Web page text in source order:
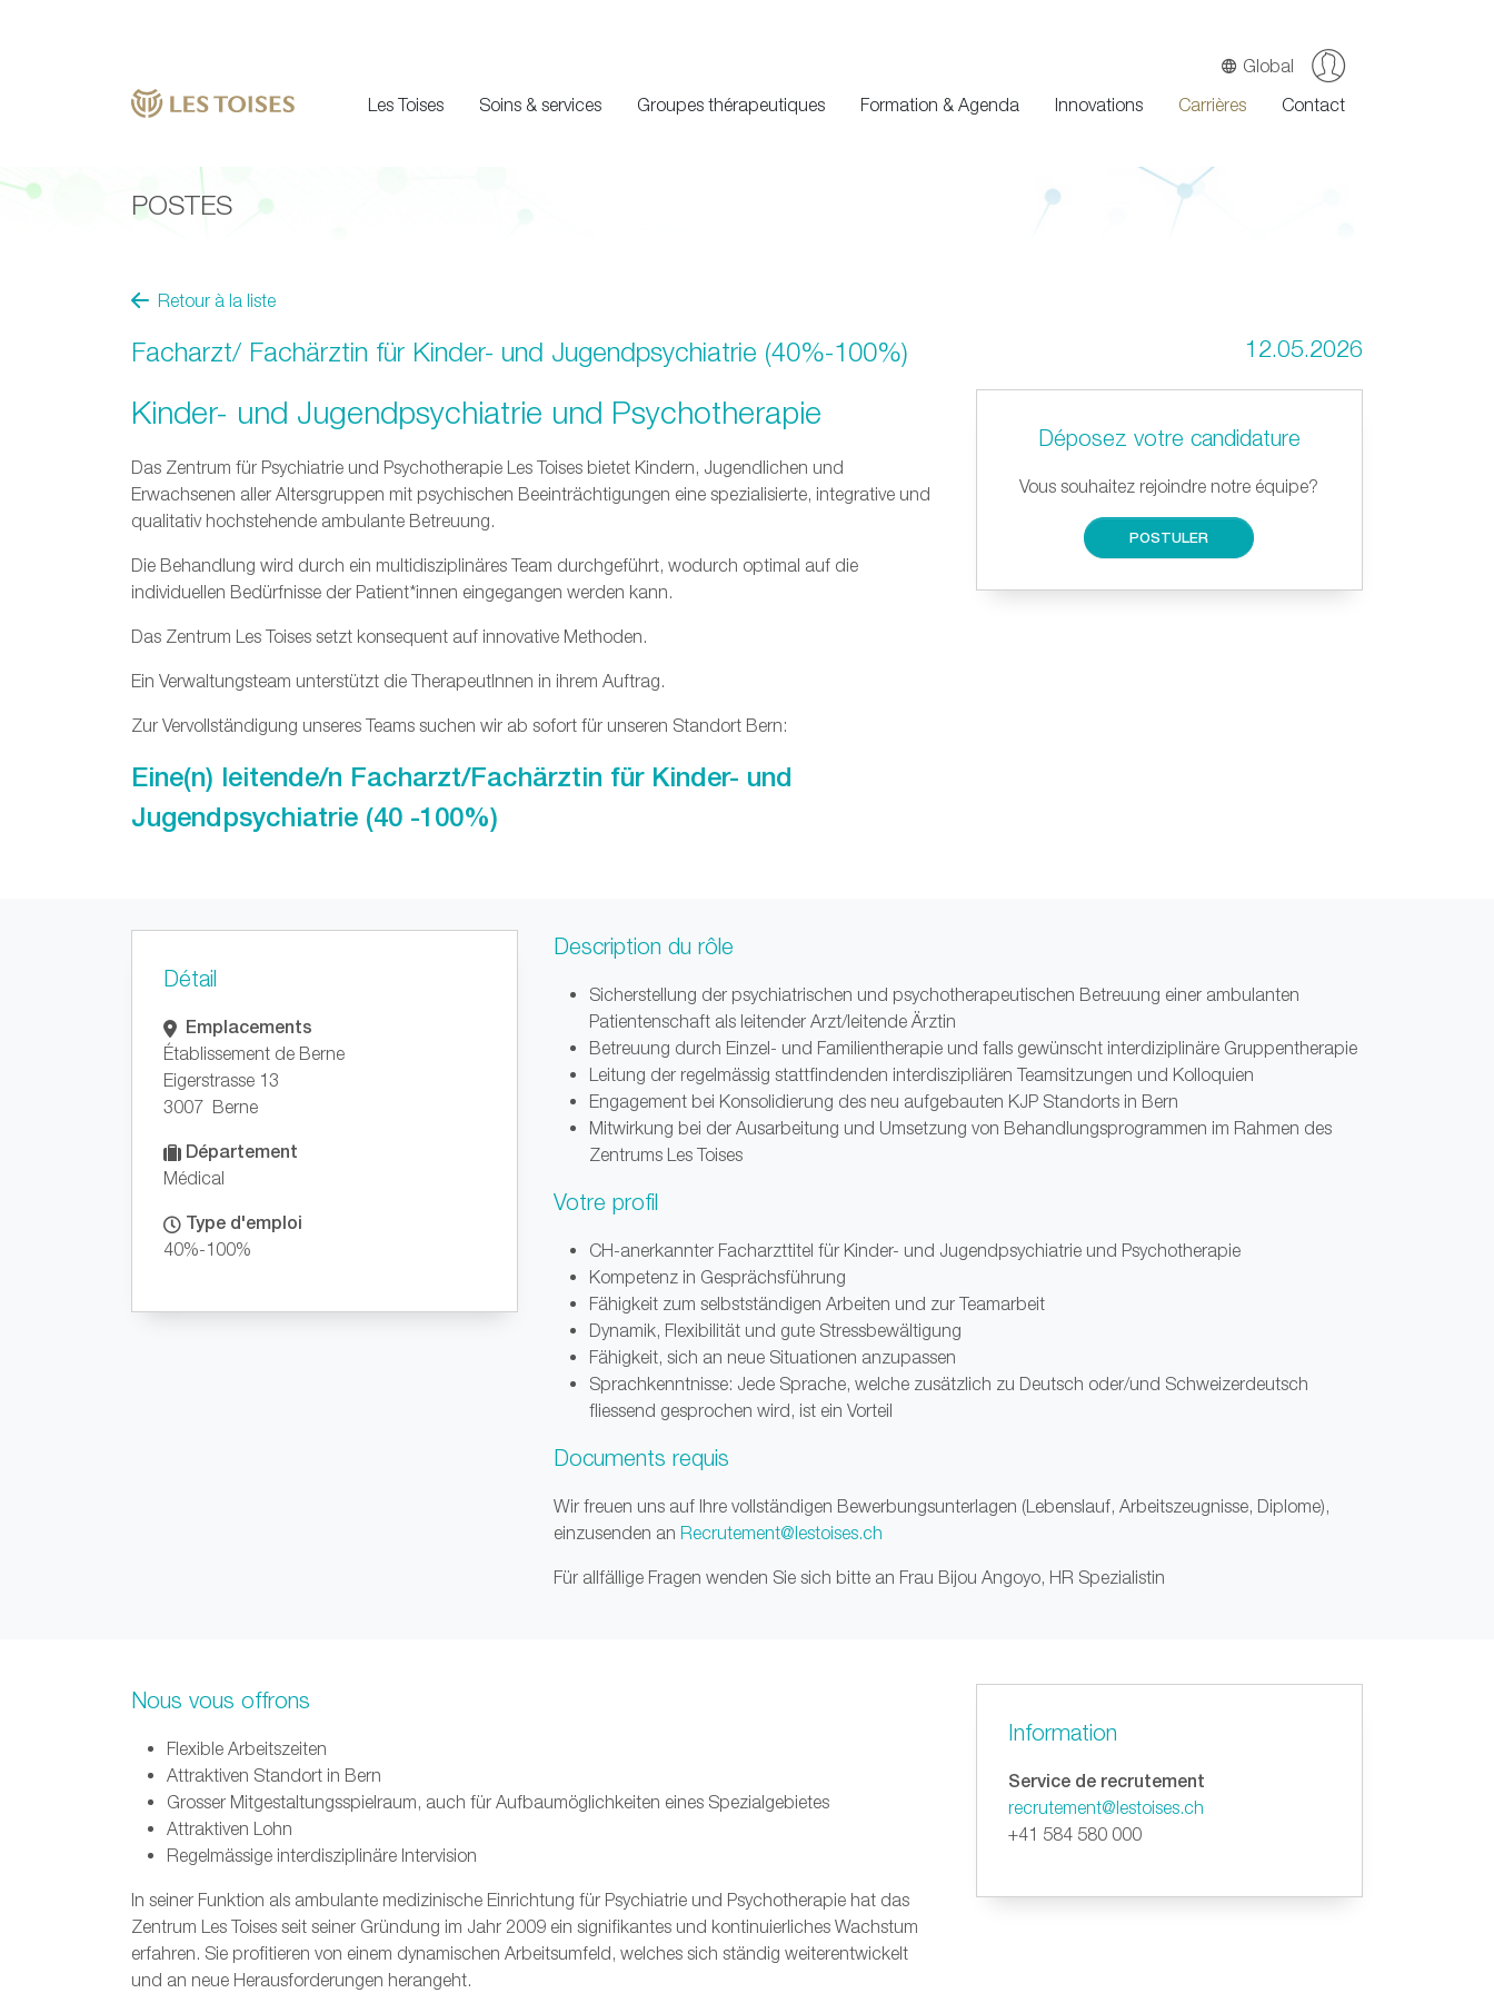
Les Toises Soins & services Groupes thérapeutiques Formation & Agenda Innovations Carrières Contact
Global
POSTES
Retour à la liste
Facharzt/ Fachärztin für Kinder- und Jugendpsychiatrie (40%-100%) 12.05.2026
Kinder- und Jugendpsychiatrie und Psychotherapie
Das Zentrum für Psychiatrie und Psychotherapie Les Toises bietet Kindern, Jugendlichen und
Erwachsenen aller Altersgruppen mit psychischen Beeinträchtigungen eine spezialisierte, integrative und
qualitativ hochstehende ambulante Betreuung.
Die Behandlung wird durch ein multidisziplinäres Team durchgeführt, wodurch optimal auf die
individuellen Bedürfnisse der Patient*innen eingegangen werden kann.
Das Zentrum Les Toises setzt konsequent auf innovative Methoden.
Ein Verwaltungsteam unterstützt die TherapeutInnen in ihrem Auftrag.
Zur Vervollständigung unseres Teams suchen wir ab sofort für unseren Standort Bern:
Eine(n) leitende/n Facharzt/Fachärztin für Kinder- und
Jugendpsychiatrie (40 -100%)
Déposez votre candidature
Vous souhaitez rejoindre notre équipe?
POSTULER
Détail
Emplacements
Établissement de Berne
Eigerstrasse 13
3007 Berne
Département
Médical
Type d'emploi
40%-100%
Description du rôle
Sicherstellung der psychiatrischen und psychotherapeutischen Betreuung einer ambulanten
Patientenschaft als leitender Arzt/leitende Ärztin
Betreuung durch Einzel- und Familientherapie und falls gewünscht interdiziplinäre Gruppentherapie
Leitung der regelmässig stattfindenden interdiszipliären Teamsitzungen und Kolloquien
Engagement bei Konsolidierung des neu aufgebauten KJP Standorts in Bern
Mitwirkung bei der Ausarbeitung und Umsetzung von Behandlungsprogrammen im Rahmen des
Zentrums Les Toises
Votre profil
CH-anerkannter Facharzttitel für Kinder- und Jugendpsychiatrie und Psychotherapie
Kompetenz in Gesprächsführung
Fähigkeit zum selbstständigen Arbeiten und zur Teamarbeit
Dynamik, Flexibilität und gute Stressbewältigung
Fähigkeit, sich an neue Situationen anzupassen
Sprachkenntnisse: Jede Sprache, welche zusätzlich zu Deutsch oder/und Schweizerdeutsch
fliessend gesprochen wird, ist ein Vorteil
Documents requis
Wir freuen uns auf Ihre vollständigen Bewerbungsunterlagen (Lebenslauf, Arbeitszeugnisse, Diplome),
einzusenden an Recrutement@lestoises.ch
Für allfällige Fragen wenden Sie sich bitte an Frau Bijou Angoyo, HR Spezialistin
Nous vous offrons
Flexible Arbeitszeiten
Attraktiven Standort in Bern
Grosser Mitgestaltungsspielraum, auch für Aufbaumöglichkeiten eines Spezialgebietes
Attraktiven Lohn
Regelmässige interdisziplinäre Intervision
In seiner Funktion als ambulante medizinische Einrichtung für Psychiatrie und Psychotherapie hat das
Zentrum Les Toises seit seiner Gründung im Jahr 2009 ein signifikantes und kontinuierliches Wachstum
erfahren. Sie profitieren von einem dynamischen Arbeitsumfeld, welches sich ständig weiterentwickelt
und an neue Herausforderungen herangeht.
Information
Service de recrutement
recrutement@lestoises.ch
+41 584 580 000